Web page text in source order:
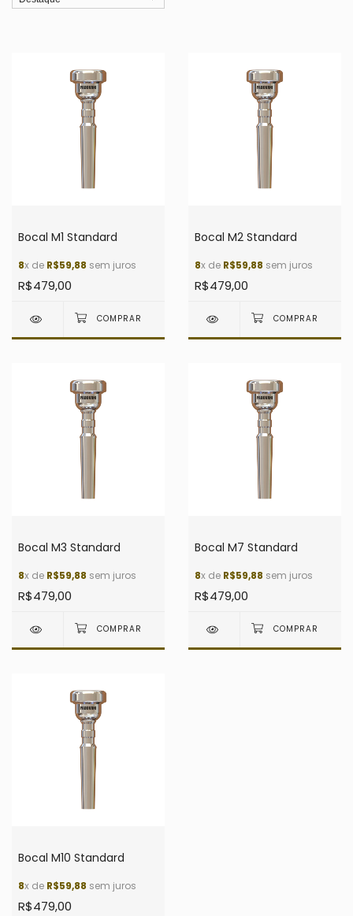
Bocal M1 Standard
8x de R$59,88 sem juros
R$479,00
Bocal M2 Standard
8x de R$59,88 sem juros
R$479,00
Bocal M3 Standard
8x de R$59,88 sem juros
R$479,00
Bocal M7 Standard
8x de R$59,88 sem juros
R$479,00
Bocal M10 Standard
8x de R$59,88 sem juros
R$479,00